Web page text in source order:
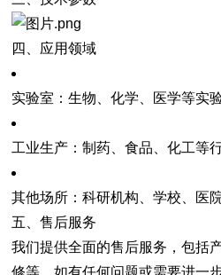
四、应用领域
实验室：生物、化学、医学等实
工业生产：制药、食品、化工等
其他场所：科研机构、学校、医
五、售后服务
我们提供全面的售后服务，包括
修等。如有任何问题或需要进一